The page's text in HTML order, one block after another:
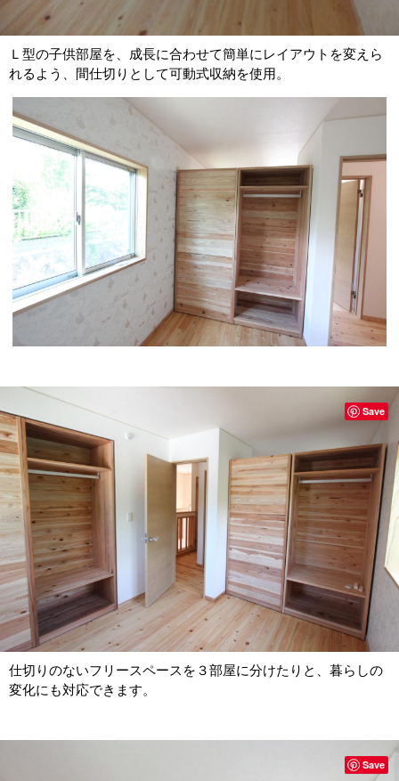
Ｌ型の子供部屋を、成長に合わせて簡単にレイアウトを変えら
れるよう、間仕切りとして可動式収納を使用。
仕切りのないフリースペースを３部屋に分けたりと、暮らしの
変化にも対応できます。
Save
Save